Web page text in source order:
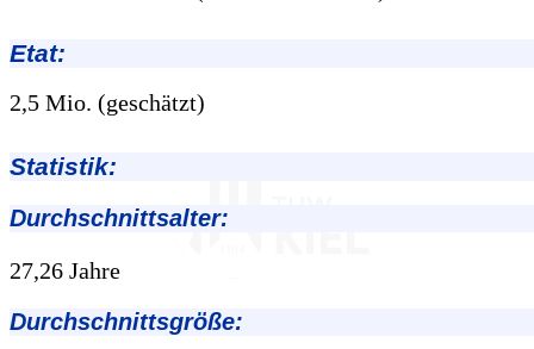
Etat:
2,5 Mio. (geschätzt)
Statistik:
Durchschnittsalter:
27,26 Jahre
Durchschnittsgröße: